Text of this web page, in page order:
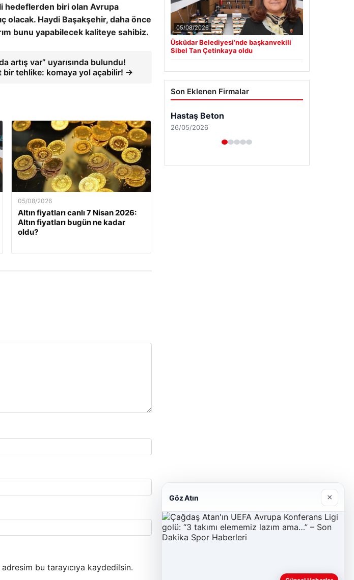
hedeflerden biri olan Avrupa
​​olacak. Haydi Başakşehir, daha önce
bunu yapabilecek kaliteye sahibiz.
artış var” uyarısında bulundu!
bir tehlike: komaya yol açabilir! →
05/08/2026
Altın fiyatları canlı 7 Nisan 2026:
Altın fiyatları bugün ne kadar
oldu?
bu tarayıcıya kaydedilsin.
05/08/2026
Üsküdar Belediyesi’nde başkanvekili
Sibel Tan Çetinkaya oldu
Son Eklenen Firmalar
Hastaş Beton
26/05/2026
Göz Atın ×